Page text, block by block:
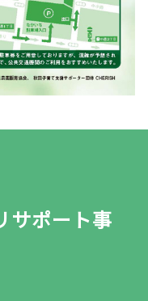
ポート事